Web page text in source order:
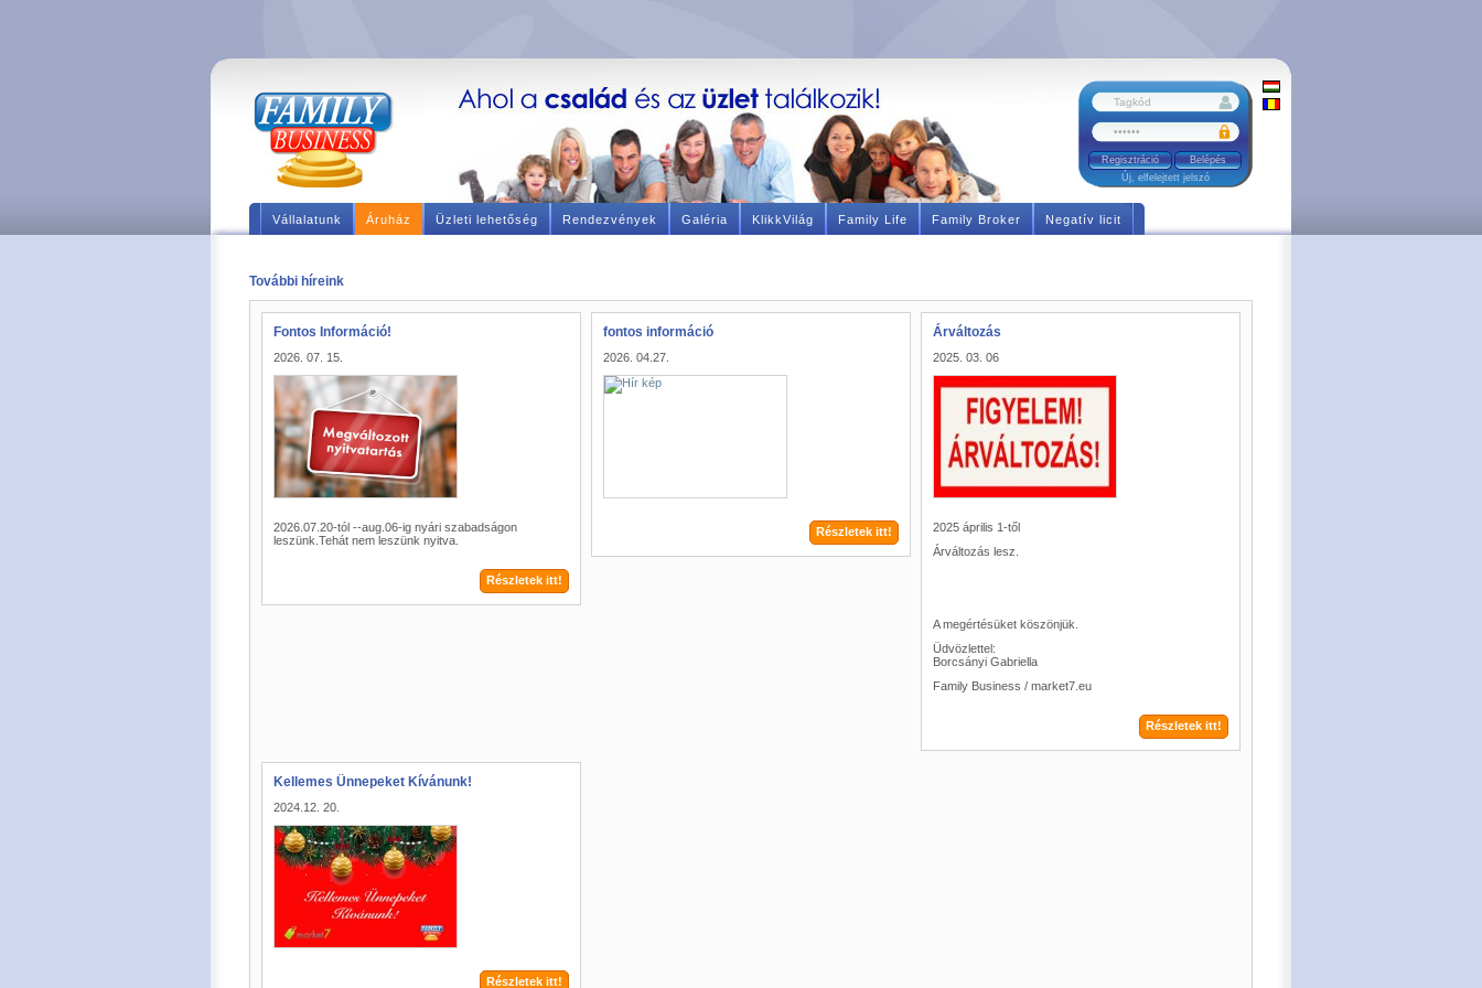
Regisztráció
Új, elfelejtett jelszó
Vállalatunk Áruház Üzleti lehetőség Rendezvények Galéria KlikkVilág Family Life Family Broker Negatív licit
További híreink
Fontos Információ!
2026. 07. 15.
2026.07.20-tól --aug.06-ig nyári szabadságon
leszünk.Tehát nem leszünk nyitva.
Részletek itt!
fontos információ
2026. 04.27.
Részletek itt!
Árváltozás
2025. 03. 06
2025 április 1-től
Árváltozás lesz.
A megértésüket köszönjük.
Üdvözlettel:
Borcsányi Gabriella
Family Business / market7.eu
Részletek itt!
Kellemes Ünnepeket Kívánunk!
2024.12. 20.
Részletek itt!